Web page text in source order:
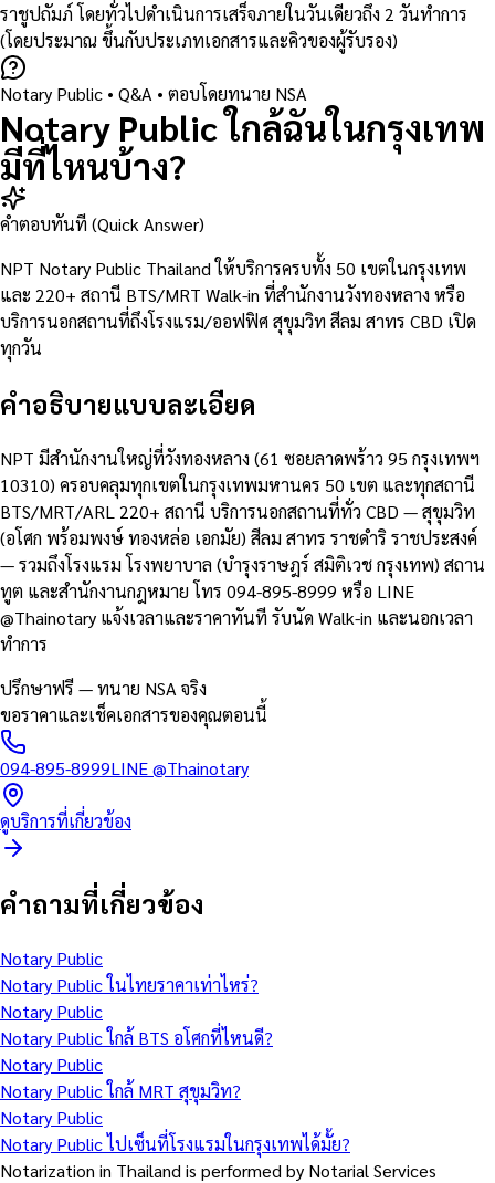
ราชูปถัมภ์ โดยทั่วไปดำเนินการเสร็จภายในวันเดียวถึง 2 วันทำการ
(โดยประมาณ ขึ้นกับประเภทเอกสารและคิวของผู้รับรอง)
Notary Public • Q&A • ตอบโดยทนาย NSA
Notary Public ใกล้ฉันในกรุงเทพ
มีที่ไหนบ้าง?
คำตอบทันที (Quick Answer)
NPT Notary Public Thailand ให้บริการครบทั้ง 50 เขตในกรุงเทพ
และ 220+ สถานี BTS/MRT Walk-in ที่สำนักงานวังทองหลาง หรือ
บริการนอกสถานที่ถึงโรงแรม/ออฟฟิศ สุขุมวิท สีลม สาทร CBD เปิด
ทุกวัน
คำอธิบายแบบละเอียด
NPT มีสำนักงานใหญ่ที่วังทองหลาง (61 ซอยลาดพร้าว 95 กรุงเทพฯ
10310) ครอบคลุมทุกเขตในกรุงเทพมหานคร 50 เขต และทุกสถานี
BTS/MRT/ARL 220+ สถานี บริการนอกสถานที่ทั่ว CBD — สุขุมวิท
(อโศก พร้อมพงษ์ ทองหล่อ เอกมัย) สีลม สาทร ราชดำริ ราชประสงค์
— รวมถึงโรงแรม โรงพยาบาล (บำรุงราษฎร์ สมิติเวช กรุงเทพ) สถาน
ทูต และสำนักงานกฎหมาย โทร 094-895-8999 หรือ LINE
@Thainotary แจ้งเวลาและราคาทันที รับนัด Walk-in และนอกเวลา
ทำการ
ปรึกษาฟรี — ทนาย NSA จริง
ขอราคาและเช็คเอกสารของคุณตอนนี้
094-895-8999LINE@Thainotary
ดูบริการที่เกี่ยวข้อง
คำถามที่เกี่ยวข้อง
Notary Public
Notary Public ในไทยราคาเท่าไหร่?
Notary Public
Notary Public ใกล้ BTS อโศกที่ไหนดี?
Notary Public
Notary Public ใกล้ MRT สุขุมวิท?
Notary Public
Notary Public ไปเซ็นที่โรงแรมในกรุงเทพได้มั้ย?
Notarization in Thailand is performed by Notarial Services